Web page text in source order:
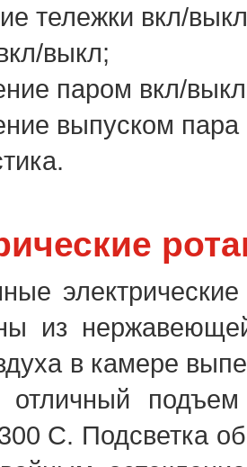
тележки вкл/
выкл;
паром вкл/
выпуском пара
из
в камере
отличный
С. Подсветка